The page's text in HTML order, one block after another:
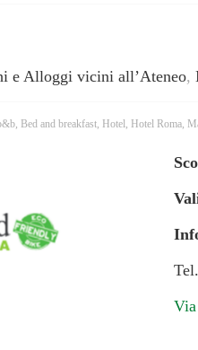
e Alloggi vicini all’Ateneo,
, Bed and breakfast, Hotel, Hotel Roma,
Tel.